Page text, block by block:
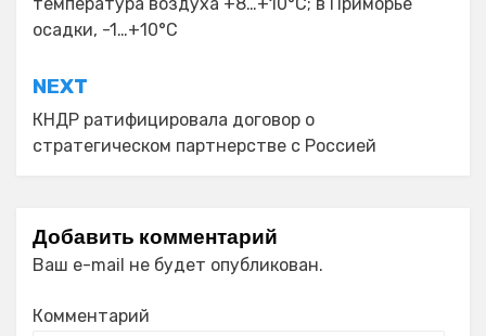
записям
осадки, -1…+10°C
NEXT
КНДР ратифицировала договор о
стратегическом партнерстве с Россией
Добавить комментарий
Ваш e-mail не будет опубликован.
Комментарий